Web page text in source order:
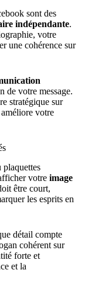
sont des
indépendante.
votre
une cohérence sur
de votre message.
stratégique sur
votre
plaquettes
votre image
être court,
les esprits en
détail compte
cohérent sur
forte et
et la